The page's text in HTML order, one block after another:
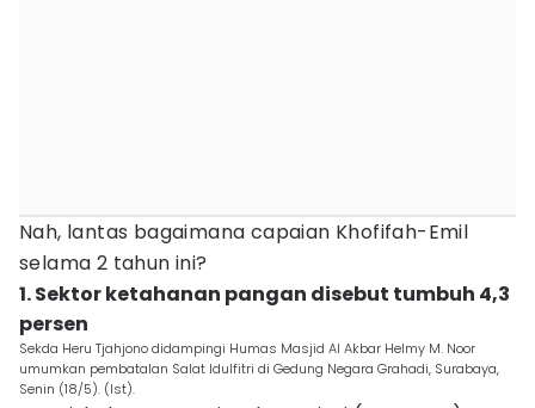
Nah, lantas bagaimana capaian Khofifah-Emil
selama 2 tahun ini?
1. Sektor ketahanan pangan disebut tumbuh 4,3
persen
Sekda Heru Tjahjono didampingi Humas Masjid Al Akbar Helmy M. Noor
umumkan pembatalan Salat Idulfitri di Gedung Negara Grahadi, Surabaya,
Senin (18/5). (Ist).